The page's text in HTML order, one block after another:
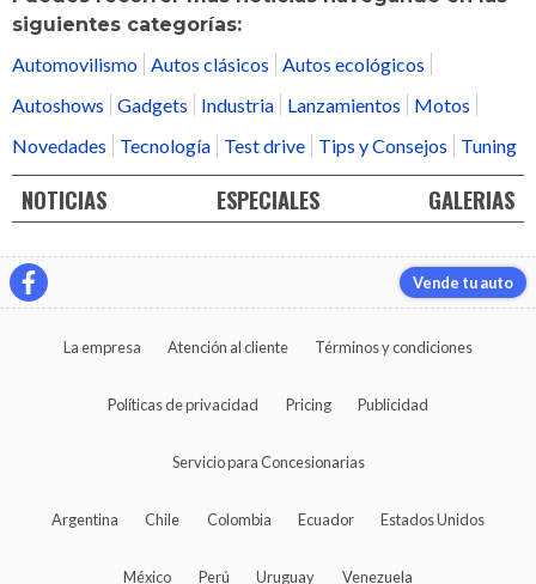
siguientes categorías:
Automovilismo Autos clásicos
Autos ecológicos
Autoshows
Gadgets Industria Lanzamientos
Motos
Novedades
Tecnología Test drive Tips y Consejos Tuning
NOTICIAS ESPECIALES GALERIAS
Vende tu auto
La empresa Atención al cliente Términos y condiciones
Políticas de privacidad Pricing Publicidad
Servicio para Concesionarias
Argentina Chile Colombia Ecuador Estados Unidos
México Perú Uruguay Venezuela